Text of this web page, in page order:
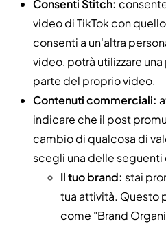
Consenti Stitch:
video di TikTok con
consenti a un'altra
video, potrà utilizzare
parte del proprio video.
Contenuti commerciali:
indicare che il post
cambio di qualcosa di
scegli una delle seguenti
Il tuo brand: stai
tua attività. Questo
come "Brand